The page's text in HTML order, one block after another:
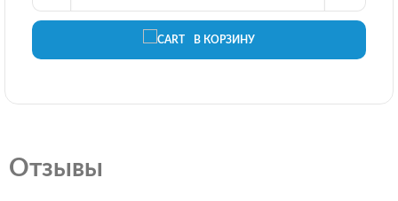
В КОРЗИНУ
Отзывы